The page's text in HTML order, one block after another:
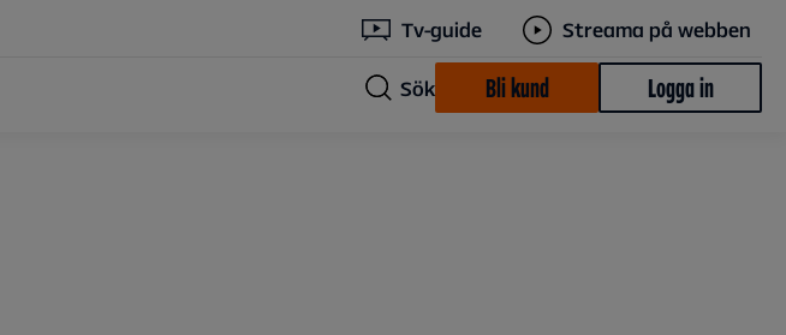
Tv-guide Streama på webben
Sök Bli kund Logga in